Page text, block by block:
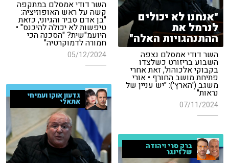
השר דודי אמסלם במתקפה
קשה על ראש האופוזיציה:
"בן אדם סביר והגיוני, כזאת
טיפשות לא יכולה להיכנס" •
היועמ"שית? "הסכנה הכי
חמורה לדמוקרטיה"
05/12/2024
"אנחנו לא יכולים
לנרמל את
ההתנהגויות האלה"
השר דודי אמסלם נצפה
השבוע בריזורט כשלצדו
בקבוקי אלכוהול, זאת אחרי
פתיחת מושב החורף • אורי
משגב ('הארץ'): "יש עניין של
נראות"
07/11/2024
גדעון אוקו ועמיחי
אתאלי
ברק סרי ויהודה
שלזינגר